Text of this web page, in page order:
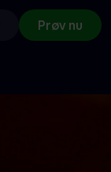
Prøv nu